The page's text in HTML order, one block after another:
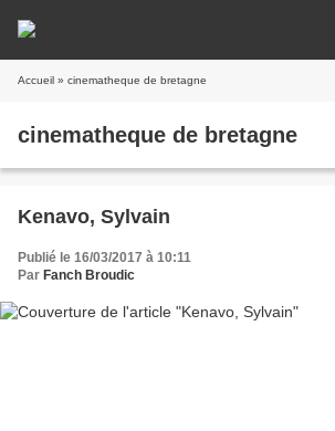
Accueil » cinematheque de bretagne
cinematheque de bretagne
Kenavo, Sylvain
Publié le 16/03/2017 à 10:11
Par Fanch Broudic